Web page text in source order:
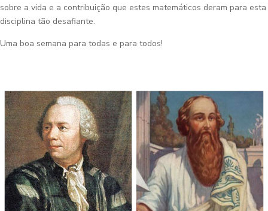
sobre a vida e a contribuição que estes matemáticos deram para esta
disciplina tão desafiante.
Uma boa semana para todas e para todos!